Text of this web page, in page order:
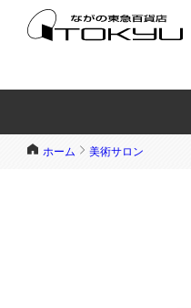
ホーム 美術サロン